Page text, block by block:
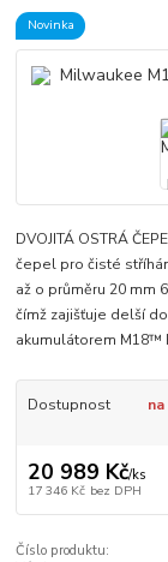
Novinka
DVOJITÁ OSTRÁ
čepel pro čisté
až o průměru 20 mm
čímž zajišťuje delší
akumulátorem M18™
Dostupnost
20 989 Kč/ks
17 346 Kč bez DPH
Číslo produktu: